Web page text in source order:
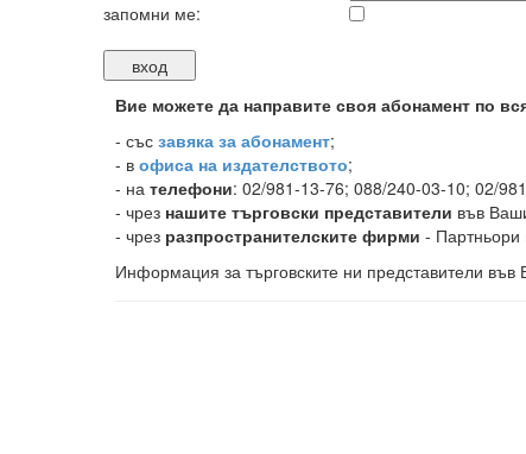
запомни ме:
Вие можете да направите своя абонамент по
- със завяка за абонамент;
- в офиса на издателството;
- на телефони: 02/981-13-76; 088/240-03-10; 02/
- чрез нашите търговски представители във
- чрез разпространителските фирми -
Информация за търговските ни представители